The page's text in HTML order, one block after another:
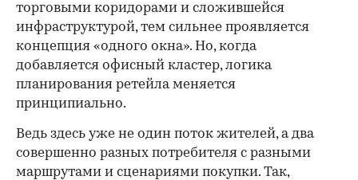
торговыми коридорами и сложившейся
инфраструктурой, тем сильнее проявляется
концепция «одного окна». Но, когда
добавляется офисный кластер, логика
планирования ретейла меняется
принципиально.
Ведь здесь уже не один поток жителей, а два
совершенно разных потребителя с разными
маршрутами и сценариями покупки. Так,